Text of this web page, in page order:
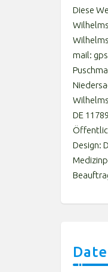
Diese
mail:
DE
Design: